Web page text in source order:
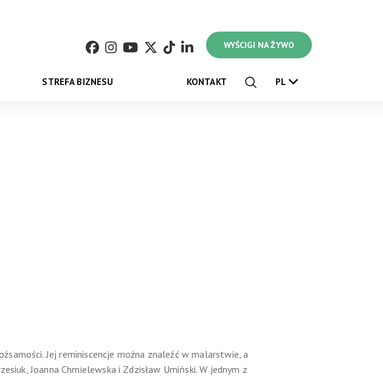
WYŚCIGI NA ŻYWO
STREFA BIZNESU KONTAKT PL
Jej reminiscencje można znaleźć w malarstwie, a
Joanna Chmielewska i Zdzisław Umiński. W jednym z